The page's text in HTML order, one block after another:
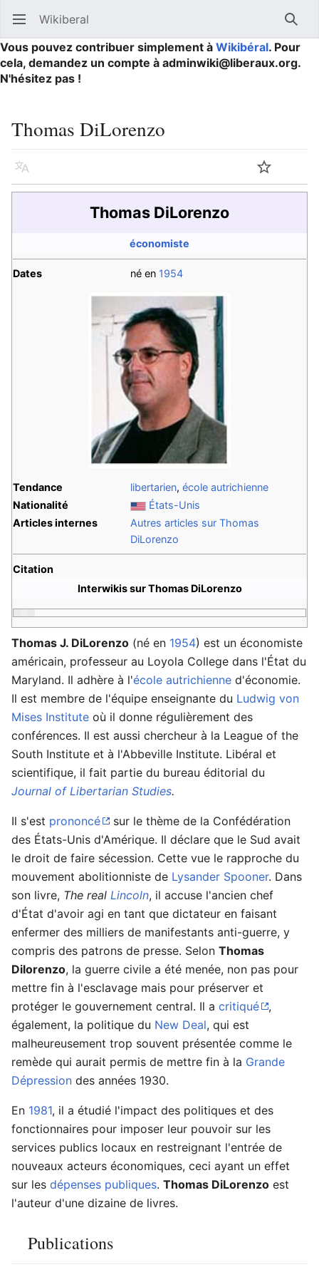
Ouvrir le menu principal Wikiberal
Vous pouvez contribuer simplement à Wikibéral. Pour
cela, demandez un compte à adminwiki@liberaux.org.
N'hésitez pas !
Thomas DiLorenzo
Langue Suivre
Thomas DiLorenzo
économiste
Dates né en 1954
Tendance libertarien, école autrichienne
Nationalité
États-Unis
Articles internes
Autres articles sur Thomas
DiLorenzo
Citation
Interwikis sur Thomas DiLorenzo
Thomas J. DiLorenzo (né en 1954) est un économiste
américain, professeur au Loyola College dans l'État du
Maryland. Il adhère à l'école autrichienne d'économie.
Il est membre de l'équipe enseignante du Ludwig von
Mises Institute où il donne régulièrement des
conférences. Il est aussi chercheur à la League of the
South Institute et à l'Abbeville Institute. Libéral et
scientifique, il fait partie du bureau éditorial du
Journal of Libertarian Studies.
Il s'est prononcé
sur le thème de la Confédération
des États-Unis d'Amérique. Il déclare que le Sud avait
le droit de faire sécession. Cette vue le rapproche du
mouvement abolitionniste de Lysander Spooner. Dans
son livre, The real Lincoln, il accuse l'ancien chef
d'État d'avoir agi en tant que dictateur en faisant
enfermer des milliers de manifestants anti-guerre, y
compris des patrons de presse. Selon Thomas
Dilorenzo, la guerre civile a été menée, non pas pour
mettre fin à l'esclavage mais pour préserver et
protéger le gouvernement central. Il a critiqué
,
également, la politique du New Deal, qui est
malheureusement trop souvent présentée comme le
remède qui aurait permis de mettre fin à la Grande
Dépression des années 1930.
En 1981, il a étudié l'impact des politiques et des
fonctionnaires pour imposer leur pouvoir sur les
services publics locaux en restreignant l'entrée de
nouveaux acteurs économiques, ceci ayant un effet
sur les dépenses publiques. Thomas DiLorenzo est
l'auteur d'une dizaine de livres.
Publications